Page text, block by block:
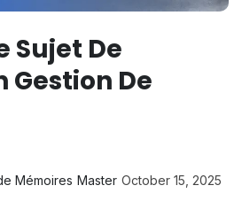
Sujet De
Gestion De
Mémoires Master October 15, 2025